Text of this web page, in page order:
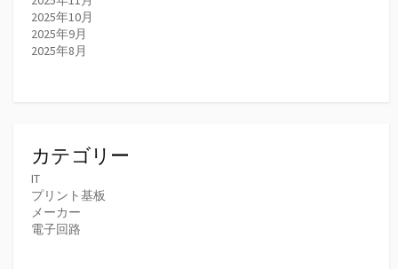
2025年10月
2025年9月
2025年8月
カテゴリー
IT
プリント基板
メーカー
電子回路